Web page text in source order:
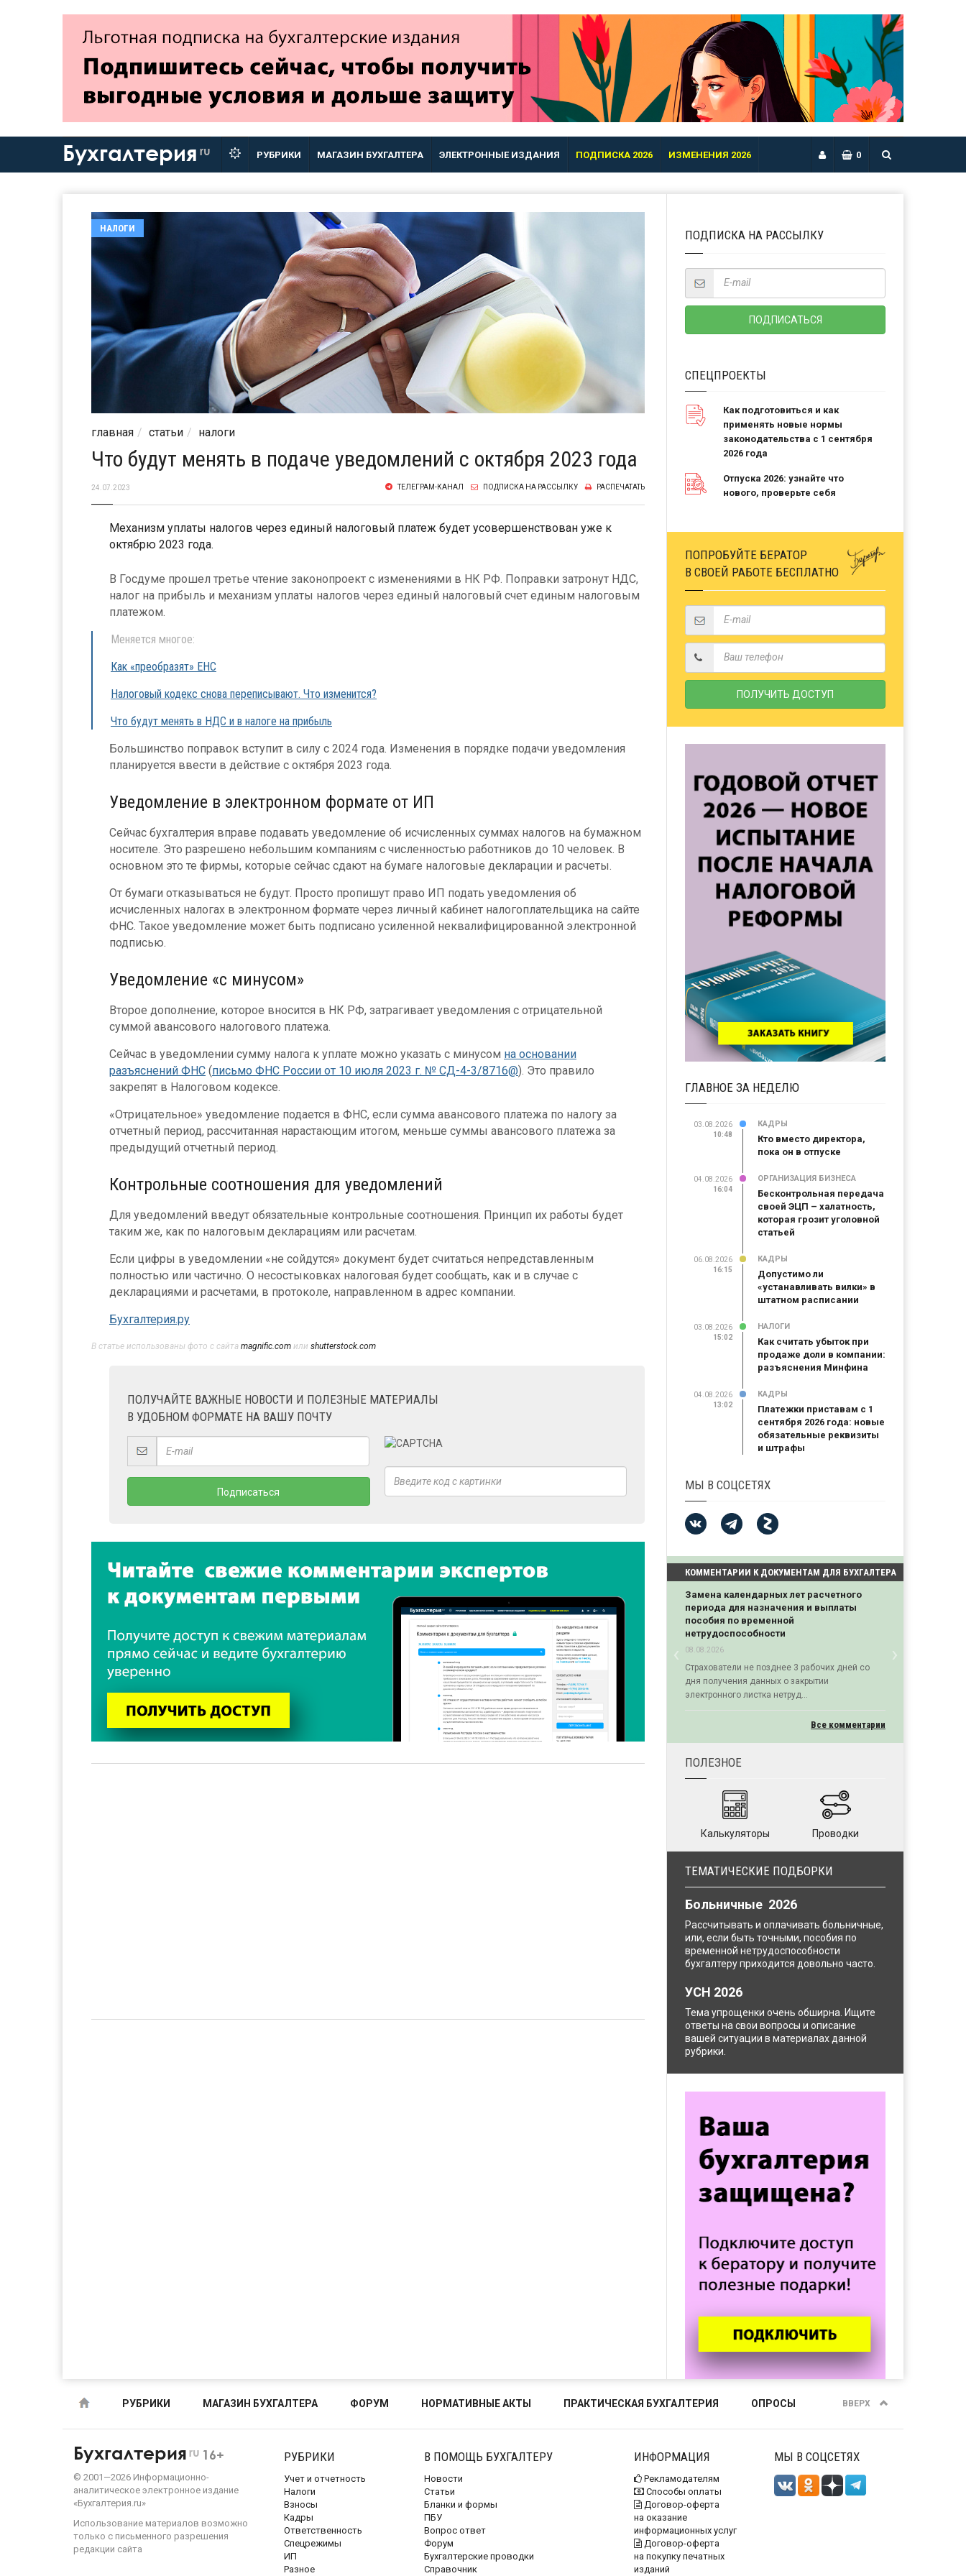
Бухгалтерия ru РУБРИКИ МАГАЗИН БУХГАЛТЕРА ЭЛЕКТРОННЫЕ ИЗДАНИЯ ПОДПИСКА 2026 ИЗМЕНЕНИЯ 2026 0
НАЛОГИ
главная статьи налоги
Что будут менять в подаче уведомлений с октября 2023 года
24.07.2023 РАСПЕЧАТАТЬ
ПОДПИСКА НА РАССЫЛКУ
ТЕЛЕГРАМ-КАНАЛ
Механизм уплаты налогов через единый налоговый платеж будет усовершенствован уже к
октябрю 2023 года.
В Госдуме прошел третье чтение законопроект с изменениями в НК РФ. Поправки затронут НДС,
налог на прибыль и механизм уплаты налогов через единый налоговый счет единым налоговым
платежом.
Меняется многое:
Как «преобразят» ЕНС
Налоговый кодекс снова переписывают. Что изменится?
Что будут менять в НДС и в налоге на прибыль
Большинство поправок вступит в силу с 2024 года. Изменения в порядке подачи уведомления
планируется ввести в действие с октября 2023 года.
Уведомление в электронном формате от ИП
Сейчас бухгалтерия вправе подавать уведомление об исчисленных суммах налогов на бумажном
носителе. Это разрешено небольшим компаниям с численностью работников до 10 человек. В
основном это те фирмы, которые сейчас сдают на бумаге налоговые декларации и расчеты.
От бумаги отказываться не будут. Просто пропишут право ИП подать уведомления об
исчисленных налогах в электронном формате через личный кабинет налогоплательщика на сайте
ФНС. Такое уведомление может быть подписано усиленной неквалифицированной электронной
подписью.
Уведомление «с минусом»
Второе дополнение, которое вносится в НК РФ, затрагивает уведомления с отрицательной
суммой авансового налогового платежа.
Сейчас в уведомлении сумму налога к уплате можно указать с минусом на основании
разъяснений ФНС (письмо ФНС России от 10 июля 2023 г. № СД-4-3/8716@). Это правило
закрепят в Налоговом кодексе.
«Отрицательное» уведомление подается в ФНС, если сумма авансового платежа по налогу за
отчетный период, рассчитанная нарастающим итогом, меньше суммы авансового платежа за
предыдущий отчетный период.
Контрольные соотношения для уведомлений
Для уведомлений введут обязательные контрольные соотношения. Принцип их работы будет
таким же, как по налоговым декларациям или расчетам.
Если цифры в уведомлении «не сойдутся» документ будет считаться непредставленным
полностью или частично. О несостыковках налоговая будет сообщать, как и в случае с
декларациями и расчетами, в протоколе, направленном в адрес компании.
Бухгалтерия.ру
В статье использованы фото с сайта magnific.com или shutterstock.com
ПОЛУЧАЙТЕ ВАЖНЫЕ НОВОСТИ И ПОЛЕЗНЫЕ МАТЕРИАЛЫ
В УДОБНОМ ФОРМАТЕ НА ВАШУ ПОЧТУ
ПОДПИСКА НА РАССЫЛКУ
СПЕЦПРОЕКТЫ
Как подготовиться и как
применять новые нормы
законодательства с 1 сентября
2026 года
Отпуска 2026: узнайте что
нового, проверьте себя
ПОПРОБУЙТЕ БЕРАТОР
В СВОЕЙ РАБОТЕ БЕСПЛАТНО
ГЛАВНОЕ ЗА НЕДЕЛЮ
03.08.2026
10:48
КАДРЫ
Кто вместо директора,
пока он в отпуске
04.08.2026
16:04
ОРГАНИЗАЦИЯ БИЗНЕСА
Бесконтрольная передача
своей ЭЦП – халатность,
которая грозит уголовной
статьей
06.08.2026
16:15
КАДРЫ
Допустимо ли
«устанавливать вилки» в
штатном расписании
03.08.2026
15:02
НАЛОГИ
Как считать убыток при
продаже доли в компании:
разъяснения Минфина
04.08.2026
13:02
КАДРЫ
Платежки приставам с 1
сентября 2026 года: новые
обязательные реквизиты
и штрафы
МЫ В СОЦСЕТЯХ
КОММЕНТАРИИ К ДОКУМЕНТАМ ДЛЯ БУХГАЛТЕРА
Замена календарных лет расчетного
периода для назначения и выплаты
пособия по временной
нетрудоспособности
08.08.2026
Страхователи не позднее 3 рабочих дней со
дня получения данных о закрытии
электронного листка нетруд...
‹Previous ›Next
Все комментарии
ПОЛЕЗНОЕ
Калькуляторы Проводки
ТЕМАТИЧЕСКИЕ ПОДБОРКИ
Больничные 2026
Рассчитывать и оплачивать больничные,
или, если быть точными, пособия по
временной нетрудоспособности
бухгалтеру приходится довольно часто.
УСН 2026
Тема упрощенки очень обширна. Ищите
ответы на свои вопросы и описание
вашей ситуации в материалах данной
рубрики.
РУБРИКИ МАГАЗИН БУХГАЛТЕРА ФОРУМ НОРМАТИВНЫЕ АКТЫ ПРАКТИЧЕСКАЯ БУХГАЛТЕРИЯ ОПРОСЫ ВВЕРХ
Бухгалтерия ru 16+
© 2001—2026 Информационно-
аналитическое электронное издание
«Бухгалтерия.ru»
Использование материалов возможно
только с письменного разрешения
редакции сайта
РУБРИКИ
Учет и отчетность
Налоги
Взносы
Кадры
Ответственность
Спецрежимы
ИП
Разное
В ПОМОЩЬ БУХГАЛТЕРУ
Новости
Статьи
Бланки и формы
ПБУ
Вопрос ответ
Форум
Бухгалтерские проводки
Справочник
ИНФОРМАЦИЯ
Рекламодателям
Способы оплаты
Договор-оферта
на оказание
информационных услуг
Договор-оферта
на покупку печатных
изданий
МЫ В СОЦСЕТЯХ